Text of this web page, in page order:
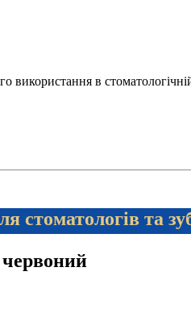
в стоматологічній
стоматологів та